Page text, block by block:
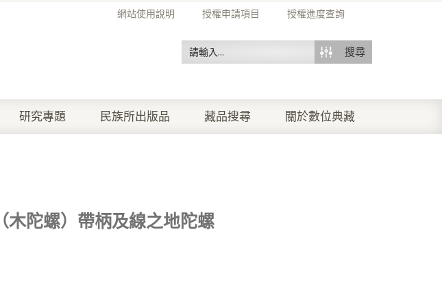
網站使用說明 授權申請項目 授權進度查詢
搜尋
研究專題 民族所出版品 藏品搜尋 關於數位典藏
（木陀螺）帶柄及線之地陀螺